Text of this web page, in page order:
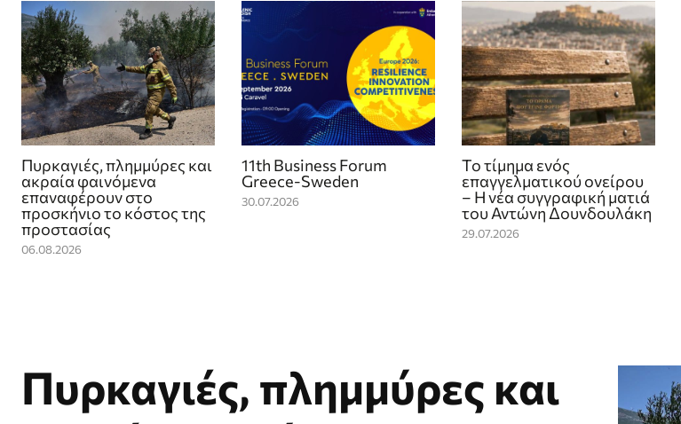
Πυρκαγιές, πλημμύρες και
ακραία φαινόμενα
επαναφέρουν στο
προσκήνιο το κόστος της
προστασίας
06.08.2026
11th Business Forum
Greece-Sweden
30.07.2026
Το τίμημα ενός
επαγγελματικού ονείρου
– Η νέα συγγραφική ματιά
του Αντώνη Δουνδουλάκη
29.07.2026